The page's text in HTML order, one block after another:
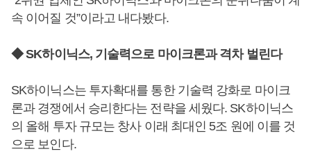
속 이어질 것”이라고 내다봤다.
◆ SK하이닉스, 기술력으로 마이크론과 격차 벌린다
SK하이닉스는 투자확대를 통한 기술력 강화로 마이크
론과 경쟁에서 승리한다는 전략을 세웠다. SK하이닉스
의 올해 투자 규모는 창사 이래 최대인 5조 원에 이를 것
으로 보인다.